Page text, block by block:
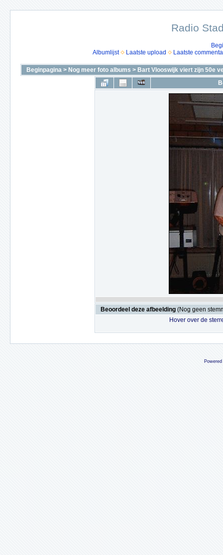
Radio
Albumlijst
Laatste upload Laatste
Beginpagina > Nog meer foto albums > Bart Vlooswijk viert zijn 50e
Beoordeel deze afbeelding (Nog geen
Hover over de